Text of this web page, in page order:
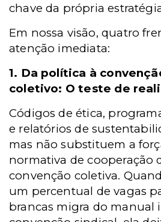
chave da própria
Em nossa visão, quatro
atenção imediata:
1. Da política à
coletivo: O teste de
Códigos de ética,
e relatórios de
mas não substituem a
normativa de cooperação
convenção coletiva.
um percentual de vagas
brancas migra do manual